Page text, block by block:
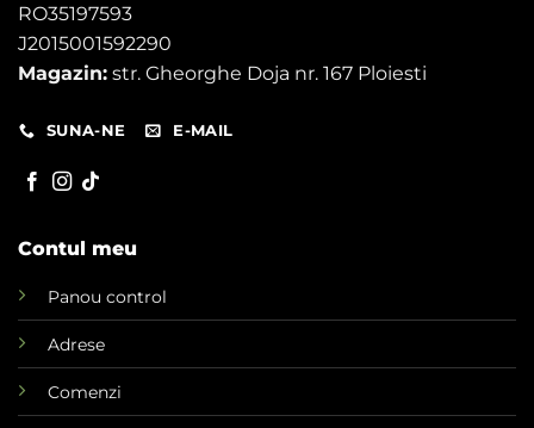
RO35197593
J2015001592290
Magazin: str. Gheorghe Doja nr. 167 Ploiesti
SUNA-NE E-MAIL
Contul meu
Panou control
Adrese
Comenzi